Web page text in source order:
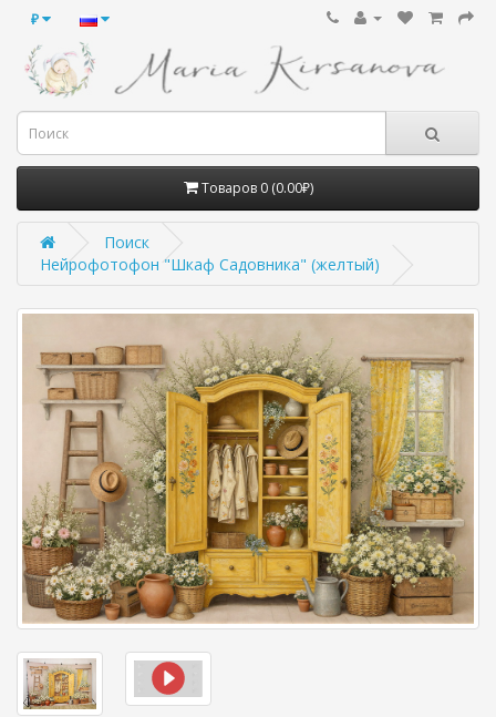
₽
Товаров 0 (0.00₽)
Поиск
Нейрофотофон "Шкаф Садовника" (желтый)